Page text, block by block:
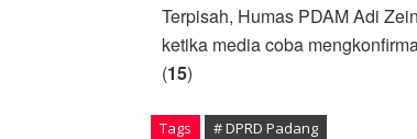
Terpisah, Humas PDAM Adi
ketika media coba
(15)
Tags # DPRD Padang